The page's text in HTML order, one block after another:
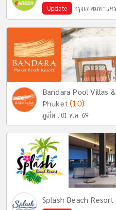
Update กรุงเทพมหานค
Bandara Pool Villas
Phuket(10)
ภูเก็ต , 01 ส.ค. 69
Splash Beach